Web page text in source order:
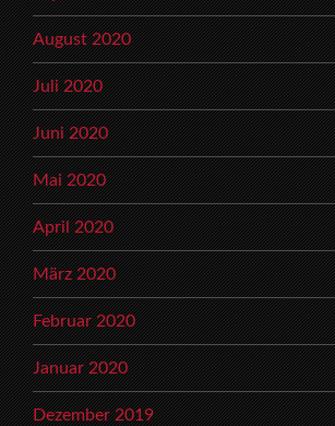
August 2020
Juli 2020
Juni 2020
Mai 2020
April 2020
März 2020
Februar 2020
Januar 2020
Dezember 2019